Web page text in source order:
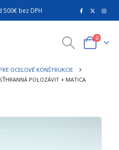
500€ bez DPH
0
OCEĽOVÉ KONŠTRUKCIE
POLOZÁVIT + MATICA